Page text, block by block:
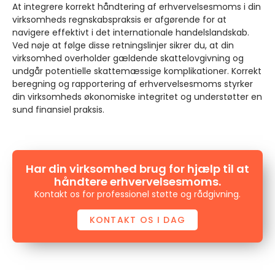
At integrere korrekt håndtering af erhvervelsesmoms i din
virksomheds regnskabspraksis er afgørende for at
navigere effektivt i det internationale handelslandskab.
Ved nøje at følge disse retningslinjer sikrer du, at din
virksomhed overholder gældende skattelovgivning og
undgår potentielle skattemæssige komplikationer. Korrekt
beregning og rapportering af erhvervelsesmoms styrker
din virksomheds økonomiske integritet og understøtter en
sund finansiel praksis.
Har din virksomhed brug for hjælp til at
håndtere erhvervelsesmoms.
Kontakt os for professionel støtte og rådgivning.
KONTAKT OS I DAG